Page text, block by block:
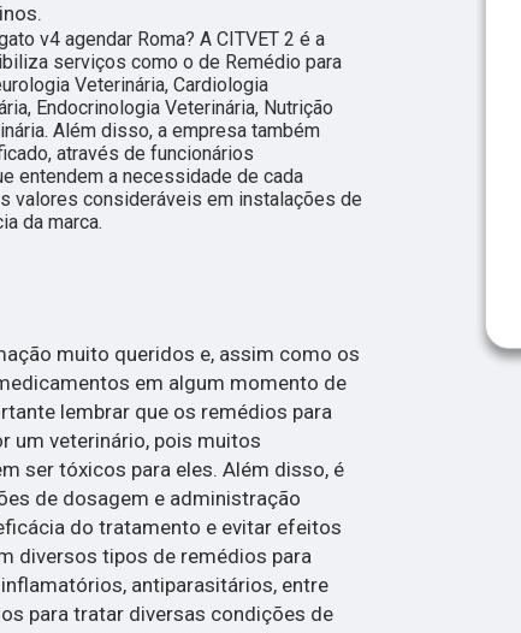
v4 agendar Roma? A CITVET 2 é a
serviços como o de Remédio para
Veterinária, Cardiologia
Endocrinologia Veterinária, Nutrição
Além disso, a empresa também
através de funcionários
entendem a necessidade de cada
valores consideráveis em instalações de
da marca.
muito queridos e, assim como os
em algum momento de
lembrar que os remédios para
um veterinário, pois muitos
ser tóxicos para eles. Além disso, é
de dosagem e administração
do tratamento e evitar efeitos
diversos tipos de remédios para
antiparasitários, entre
para tratar diversas condições de